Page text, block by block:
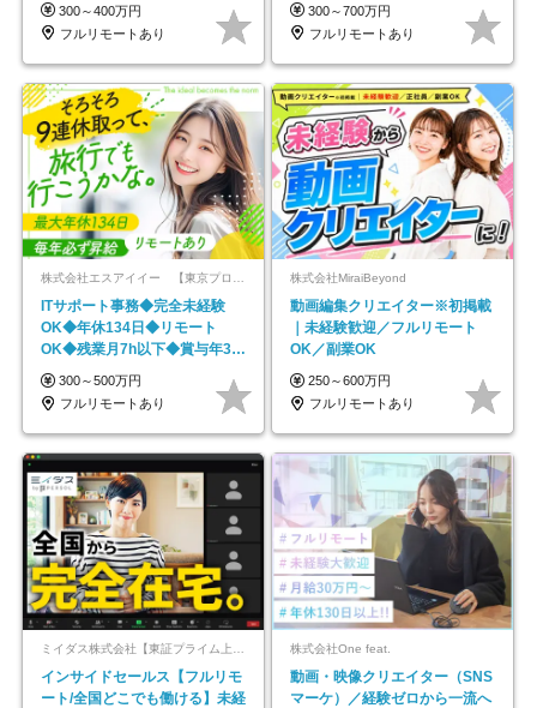
300～400万円
フルリモートあり
300～700万円
フルリモートあり
株式会社エスアイイー 【東京プロマーケット上場】
ITサポート事務◆完全未経験
OK◆年休134日◆リモート
OK◆残業月7h以下◆賞与年3回
◆5年目まで必ず昇給
300～500万円
フルリモートあり
株式会社MiraiBeyond
動画編集クリエイター※初掲載
｜未経験歓迎／フルリモート
OK／副業OK
250～600万円
フルリモートあり
インサイドセールス【フルリモ
ート/全国どこでも働ける】未経
株式会社One feat.
動画・映像クリエイター（SNS
マーケ）／経験ゼロから一流へ